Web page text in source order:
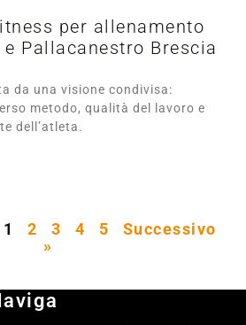
per allenamento
e Pallacanestro Brescia
da una visione condivisa:
metodo, qualità del lavoro e
dell’atleta.
1 2 3 4 5
Successivo
»